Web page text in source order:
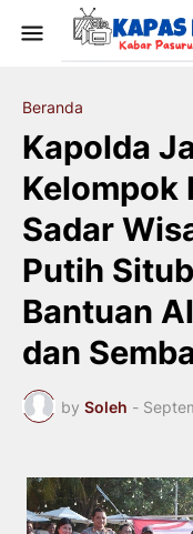
Beranda
Kapolda
Kelompok
Sadar
Putih
Bantuan
dan
by Soleh -